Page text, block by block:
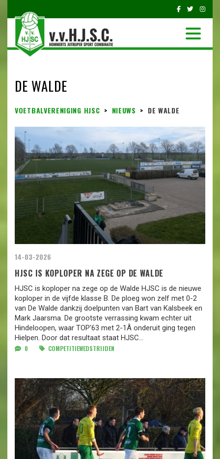
DE WALDE
VOETBALVERENIGING HJSC > NIEUWS > DE WALDE
14-03-2026
HJSC IS KOPLOPER NA ZEGE OP DE WALDE
HJSC is koploper na zege op de Walde HJSC is de nieuwe
koploper in de vijfde klasse B. De ploeg won zelf met 0-2
van De Walde dankzij doelpunten van Bart van Kalsbeek en
Mark Jaarsma. De grootste verrassing kwam echter uit
Hindeloopen, waar TOP'63 met 2-1Â onderuit ging tegen
Hielpen. Door dat resultaat staat HJSC...
0 COMPETITIEWEDSTRIJDEN